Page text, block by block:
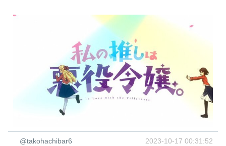
@takohachibar6 2023-10-17 00:31:52